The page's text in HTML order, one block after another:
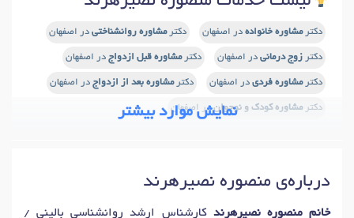
دکترمشاوره خانواده در اصفهان دکترمشاوره روانشناختی در اصفهان
دکتر زوج درمانی در اصفهان دکترمشاوره قبل ازدواج در اصفهان
دکترمشاوره فردی در اصفهان دکترمشاوره بعد از ازدواج در اصفهان
دکترمشاوره کودک و نوجواندر اصفهان
نمایش موارد بیشتر
درباره‌ی منصوره نصیرهرند
خانم منصوره نصیرهرند کارشناس ارشد روانشناسی بالینی /